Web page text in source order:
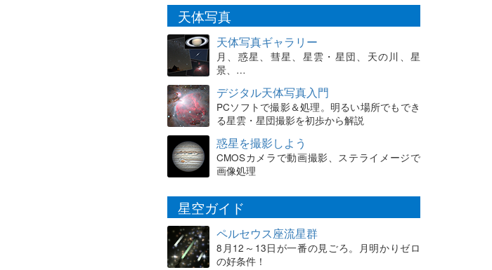
天体写真
天体写真ギャラリー
月、惑星、彗星、星雲・星団、天の川、星
景、…
デジタル天体写真入門
PCソフトで撮影＆処理。明るい場所でもでき
る星雲・星団撮影を初歩から解説
惑星を撮影しよう
CMOSカメラで動画撮影、ステライメージで
画像処理
星空ガイド
ペルセウス座流星群
8月12～13日が一番の見ごろ。月明かりゼロ
の好条件！